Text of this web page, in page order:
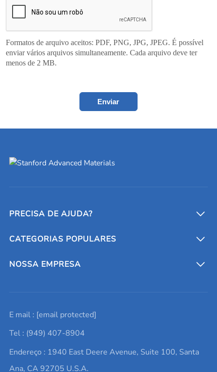
Formatos de arquivo aceitos: PDF, PNG, JPG, JPEG. É possível
enviar vários arquivos simultaneamente. Cada arquivo deve ter
menos de 2 MB.
Enviar
PRECISA DE AJUDA?
Conversores e calculadoras
Entre em contato conosco
Lista de consultas
Termos e Condições
Política de Privacidade
CATEGORIAS POPULARES
Metais refratários
Elementos de terras raras
Alvos de pulverização catódica
Ácido hialurônico
NOSSA EMPRESA
Promoções atuais
Notícias e blogs
Estudos de caso
E mail : [email protected]
Tel : (949) 407-8904
Endereço : 1940 East Deere Avenue, Suite 100, Santa
Ana, CA 92705 U.S.A.